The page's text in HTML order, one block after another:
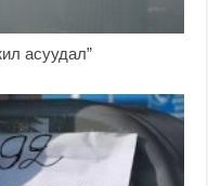
асуудал”